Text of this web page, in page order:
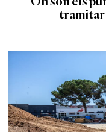
tramitar